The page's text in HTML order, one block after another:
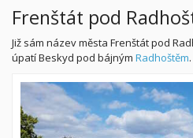
Frenštát pod
Již sám název města Frenštát pod
úpatí Beskyd pod bájným Radhoštěm.